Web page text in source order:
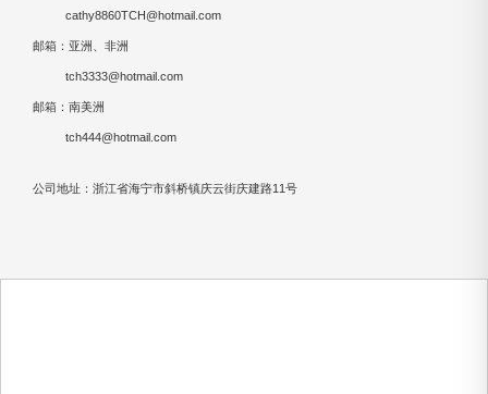
cathy8860TCH@hotmail.com
邮箱：亚洲、非洲
tch3333@hotmail.com
邮箱：南美洲
tch444@hotmail.com
公司地址：浙江省海宁市斜桥镇庆云街庆建路11号